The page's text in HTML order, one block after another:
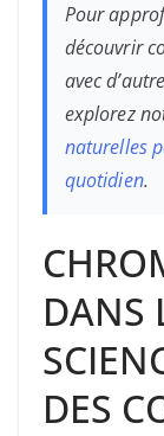
Pour
découvrir
avec
explorez
naturelles
quotidien.
DANS
DES